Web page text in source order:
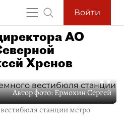
Войти
АО
Хренов
Автор фото:Ермохин Сергей
станции метро